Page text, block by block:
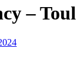
– Toul